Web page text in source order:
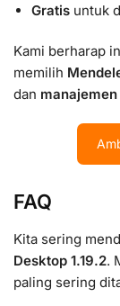
Gratis untuk
Kami berharap
memilih
dan
FAQ
Kita sering
Desktop 1.19.2.
paling sering